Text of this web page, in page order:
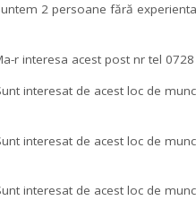
2 persoane fără
r interesa acest post nr tel 0728
interesat de acest loc de
interesat de acest loc de
interesat de acest loc de